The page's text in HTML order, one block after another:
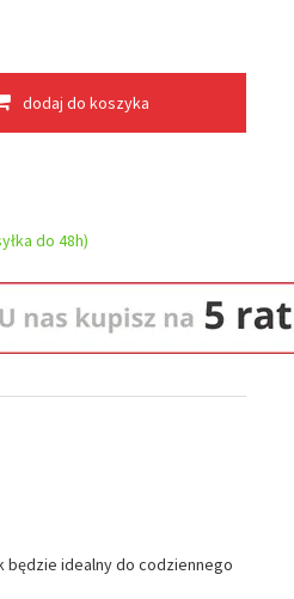
dodaj do koszyka
do 48h)
będzie idealny do codziennego